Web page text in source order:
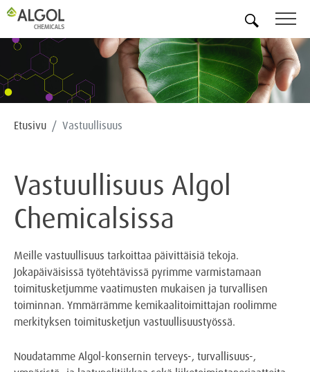
Etusivu Vastuullisuus
Vastuullisuus Algol
Chemicalsissa
Meille vastuullisuus tarkoittaa päivittäisiä tekoja.
Jokapäiväisissä työtehtävissä pyrimme varmistamaan
toimitusketjumme vaatimusten mukaisen ja turvallisen
toiminnan. Ymmärrämme kemikaalitoimittajan roolimme
merkityksen toimitusketjun vastuullisuustyössä.
Noudatamme Algol-konsernin terveys-, turvallisuus-,